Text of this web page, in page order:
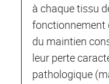
à chaque tissu
fonctionnement
du maintien
leur perte
pathologique